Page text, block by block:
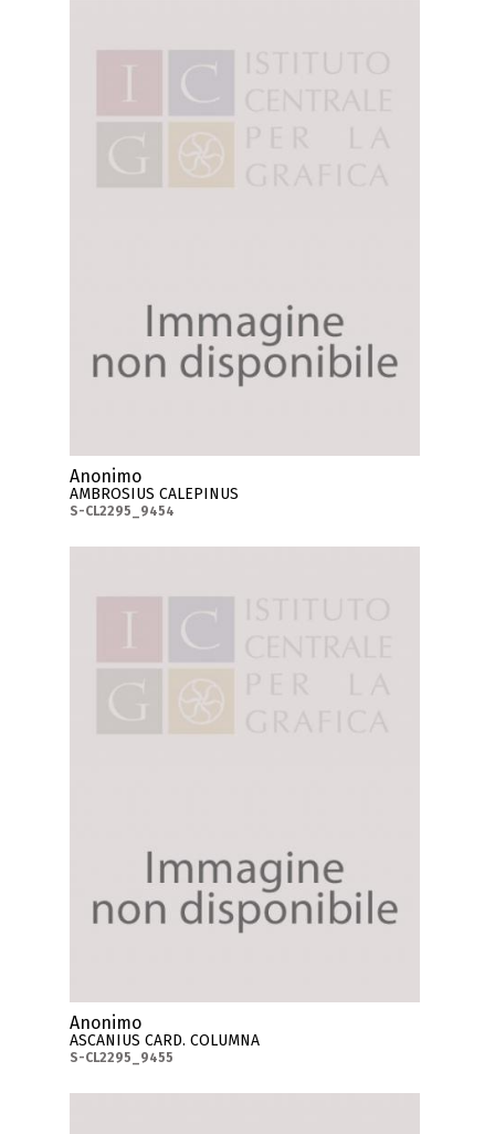
Anonimo
AMBROSIUS CALEPINUS
S-CL2295_9454
Anonimo
ASCANIUS CARD. COLUMNA
S-CL2295_9455